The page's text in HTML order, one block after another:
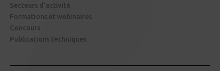
Secteurs d'activité
Formations et webinaires
Concours
Publications techniques